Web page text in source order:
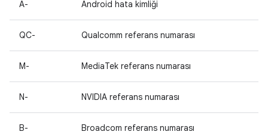
A- Android hata kimliği
QC- Qualcomm referans numarası
M- MediaTek referans numarası
N- NVIDIA referans numarası
B- Broadcom referans numarası